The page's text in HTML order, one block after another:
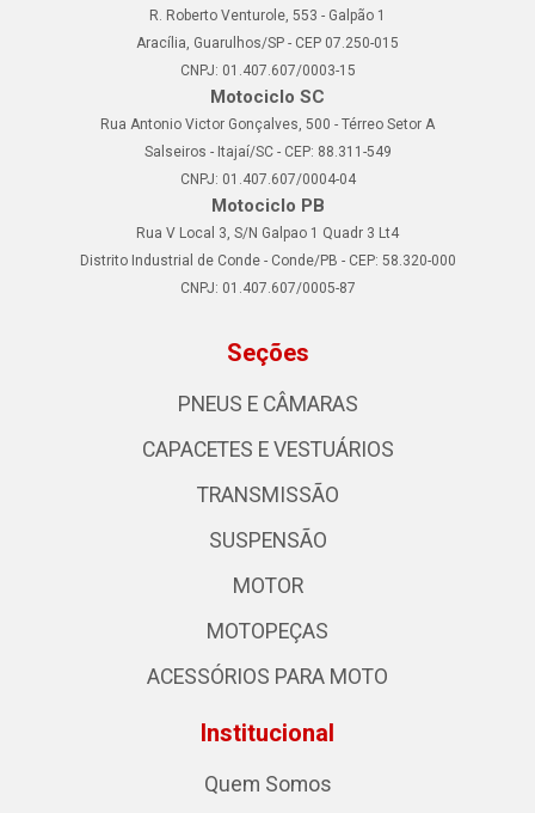
R. Roberto Venturole, 553 - Galpão 1
Aracília, Guarulhos/SP - CEP 07.250-015
CNPJ: 01.407.607/0003-15
Motociclo SC
Rua Antonio Victor Gonçalves, 500 - Térreo Setor A
Salseiros - Itajaí/SC - CEP: 88.311-549
CNPJ: 01.407.607/0004-04
Motociclo PB
Rua V Local 3, S/N Galpao 1 Quadr 3 Lt4
Distrito Industrial de Conde - Conde/PB - CEP: 58.320-000
CNPJ: 01.407.607/0005-87
Seções
PNEUS E CÂMARAS
CAPACETES E VESTUÁRIOS
TRANSMISSÃO
SUSPENSÃO
MOTOR
MOTOPEÇAS
ACESSÓRIOS PARA MOTO
Institucional
Quem Somos